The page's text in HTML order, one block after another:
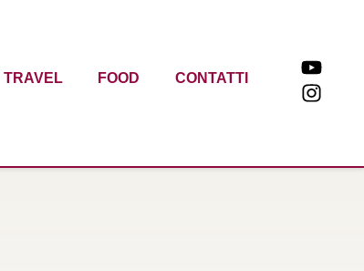
TRAVEL FOOD CONTATTI